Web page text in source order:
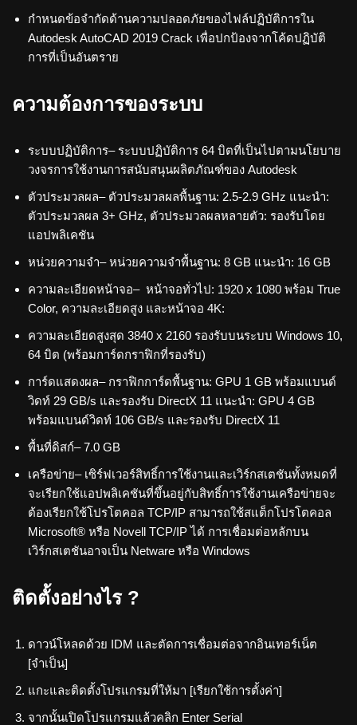
กำหนดข้อจำกัดด้านความปลอดภัยของไฟล์ปฏิบัติการใน
Autodesk AutoCAD 2019 Crack เพื่อปกป้องจากโค้ดปฏิบัติ
การที่เป็นอันตราย
ความต้องการของระบบ
ระบบปฏิบัติการ– ระบบปฏิบัติการ 64 บิตที่เป็นไปตามนโยบาย
วงจรการใช้งานการสนับสนุนผลิตภัณฑ์ของ Autodesk
ตัวประมวลผล– ตัวประมวลผลพื้นฐาน: 2.5-2.9 GHz แนะนำ:
ตัวประมวลผล 3+ GHz, ตัวประมวลผลหลายตัว: รองรับโดย
แอปพลิเคชัน
หน่วยความจำ– หน่วยความจำพื้นฐาน: 8 GB แนะนำ: 16 GB
ความละเอียดหน้าจอ– หน้าจอทั่วไป: 1920 x 1080 พร้อม True
Color, ความละเอียดสูง และหน้าจอ 4K:
ความละเอียดสูงสุด 3840 x 2160 รองรับบนระบบ Windows 10,
64 บิต (พร้อมการ์ดกราฟิกที่รองรับ)
การ์ดแสดงผล– กราฟิกการ์ดพื้นฐาน: GPU 1 GB พร้อมแบนด์
วิดท์ 29 GB/s และรองรับ DirectX 11 แนะนำ: GPU 4 GB
พร้อมแบนด์วิดท์ 106 GB/s และรองรับ DirectX 11
พื้นที่ดิสก์– 7.0 GB
เครือข่าย– เซิร์ฟเวอร์สิทธิ์การใช้งานและเวิร์กสเตชันทั้งหมดที่
จะเรียกใช้แอปพลิเคชันที่ขึ้นอยู่กับสิทธิ์การใช้งานเครือข่ายจะ
ต้องเรียกใช้โปรโตคอล TCP/IP สามารถใช้สแต็กโปรโตคอล
Microsoft® หรือ Novell TCP/IP ได้ การเชื่อมต่อหลักบน
เวิร์กสเตชันอาจเป็น Netware หรือ Windows
ติดตั้งอย่างไร ?
ดาวน์โหลดด้วย IDM และตัดการเชื่อมต่อจากอินเทอร์เน็ต
[จำเป็น]
แกะและติดตั้งโปรแกรมที่ให้มา [เรียกใช้การตั้งค่า]
จากนั้นเปิดโปรแกรมแล้วคลิก Enter Serial